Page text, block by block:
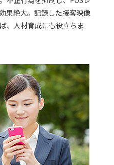
果絶大。記録した接客映像
、人材育成にも役立ちま